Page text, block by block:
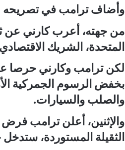
وأضاف ترامب في تصريحه
من جهته، أعرب كارني عن
المتحدة، الشريك
لكن ترامب وكارني
بخفض الرسوم الجمركية
والصلب والسيارات.
الثقيلة المستوردة،